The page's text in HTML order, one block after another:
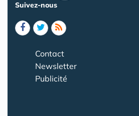
Suivez-nous
Contact
Newsletter
Publicité